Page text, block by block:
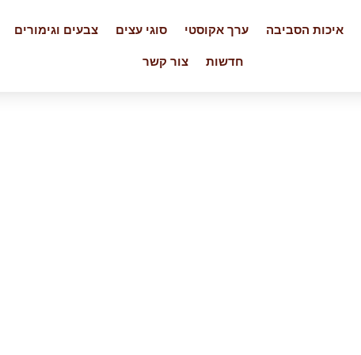
איכות הסביבה ערך אקוסטי סוגי עצים צבעים וגימורים
חדשות צור קשר